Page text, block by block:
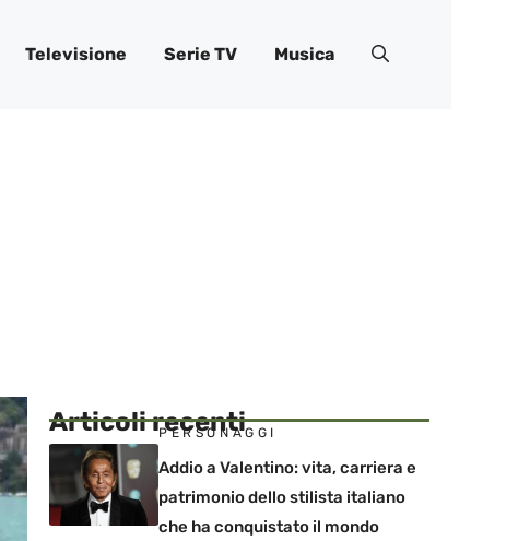
Televisione Serie TV Musica
Articoli recenti
PERSONAGGI
Addio a Valentino: vita, carriera e
patrimonio dello stilista italiano
che ha conquistato il mondo